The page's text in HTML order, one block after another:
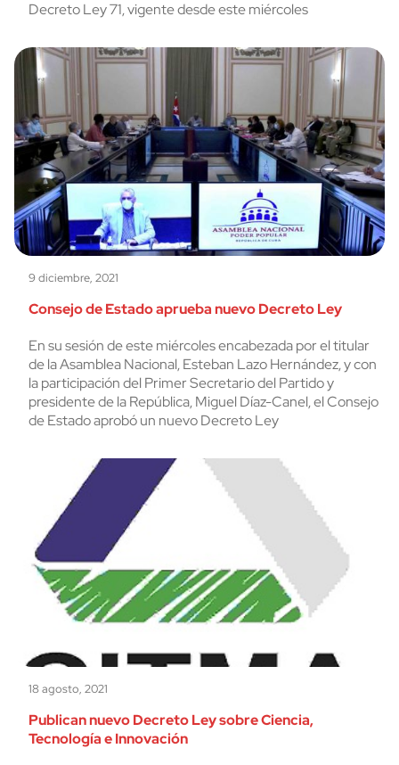
Decreto Ley 71, vigente desde este miércoles
9 diciembre, 2021
Consejo de Estado aprueba nuevo Decreto Ley
En su sesión de este miércoles encabezada por el titular
de la Asamblea Nacional, Esteban Lazo Hernández, y con
la participación del Primer Secretario del Partido y
presidente de la República, Miguel Díaz-Canel, el Consejo
de Estado aprobó un nuevo Decreto Ley
18 agosto, 2021
Publican nuevo Decreto Ley sobre Ciencia,
Tecnología e Innovación